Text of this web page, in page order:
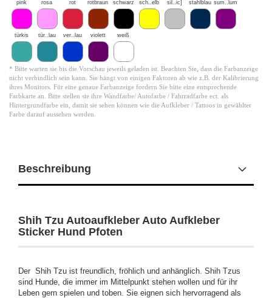
pink rosa rot rotbraun schwarz sch..elb sil..ic] stahlblau sum..lum
türkis tür..lau ver..lau violett weiß
* Bitte warten sie bis die Vorschau jeweils geladen ist. Beachten Sie, dass die Farbanzeige
nicht verbindlich sein kann. Sie hängt von einigen Faktoren ab wie z.B. der Kalibrierung
ihres Monitors. Für eine genaue Farbanzeige fordern Sie bitte eine entsprechende
Farbkarte an. Bitte stellen sie ihre Wandfarbe/ Autofarbe / Fahrradfarbe ect. als
Hintergrundfarbe ein, damit sie sehen können wie die Aufkleber / Tattoos in gewählter
Farbe darauf aussehen werden.
Beschreibung
Shih Tzu Autoaufkleber Auto Aufkleber
Sticker Hund Pfoten
Der Shih Tzu ist freundlich, fröhlich und anhänglich. Shih Tzus
sind Hunde, die immer im Mittelpunkt stehen wollen und für ihr
Leben gern spielen und toben. Sie eignen sich hervorragend als